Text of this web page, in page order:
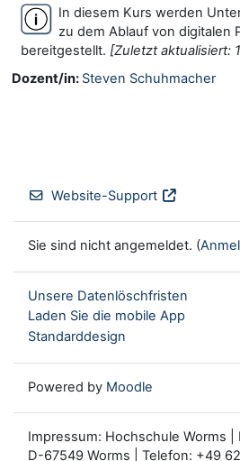
In diesem Kurs werden
zu dem Ablauf von digitalen
bereitgestellt. [Zuletzt aktualisiert:
Dozent/in: Steven Schuhmacher
Website-Support
Sie sind nicht angemeldet. (
Unsere Datenlöschfristen
Laden Sie die mobile App
Standarddesign
Powered by Moodle
Impressum: Hochschule Worms |
D-67549 Worms | Telefon: +49